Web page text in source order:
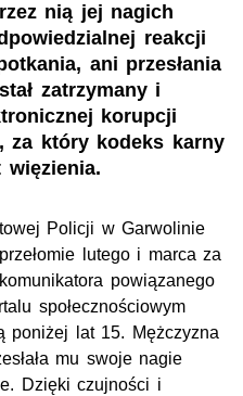
nią jej nagich
reakcji
ani przesłania
zatrzymany i
korupcji
za który kodeks karny
Policji w Garwolinie
lutego i marca za
powiązanego
społecznościowym
poniżej lat 15. Mężczyzna
mu swoje nagie
Dzięki czujności i